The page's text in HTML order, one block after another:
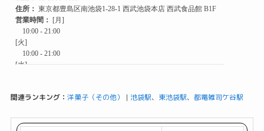
関連ランキング： 洋菓子（その他） | 池袋駅、 東池袋駅、 都電雑司ケ谷駅